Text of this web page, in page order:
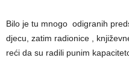
Bilo je tu mnogo odigranih
djecu, zatim radionice ,
reći da su radili punim